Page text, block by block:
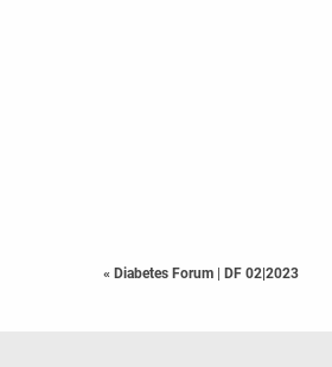
« Diabetes Forum DF 02|2023